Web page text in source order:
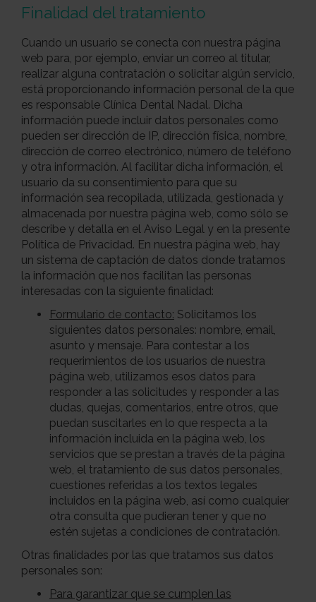
Finalidad del tratamiento
Cuando un usuario se conecta con nuestra página
web para, por ejemplo, enviar un correo al titular,
realizar alguna contratación o solicitar algún servicio,
está proporcionando información personal de la que
es responsable Clínica Dental Nadal. Dicha
información puede incluir datos personales como
pueden ser dirección de IP, dirección física, nombre,
dirección de correo electrónico, número de teléfono
y otra información. Al facilitar dicha información, el
usuario da su consentimiento para que su
información sea recopilada, utilizada, gestionada y
almacenada por nuestra página web, como sólo se
describe y detalla en el Aviso Legal y en la presente
Política de Privacidad. En nuestra página web, hay
un sistema de captación de datos donde tratamos
la información que nos facilitan las personas
interesadas con la siguiente finalidad:
Formulario de contacto: Solicitamos los
siguientes datos personales: nombre, email,
asunto y mensaje. Para contestar a los
requerimientos de los usuarios de nuestra
página web, utilizamos esos datos para
responder a las solicitudes y responder a las
dudas, quejas, comentarios, entre otros, que
puedan suscitarles en lo que respecta a la
información incluida en la página web, los
servicios que se prestan a través de la página
web, el tratamiento de sus datos personales,
cuestiones referidas a los textos legales
incluidos en la página web, así como cualquier
otra consulta que pudieran tener y que no
estén sujetas a condiciones de contratación.
Otras finalidades por las que tratamos sus datos
personales son:
Para garantizar que se cumplen las